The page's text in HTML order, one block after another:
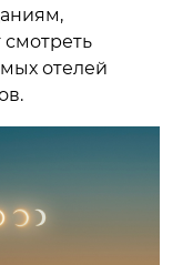
смотреть
отелей